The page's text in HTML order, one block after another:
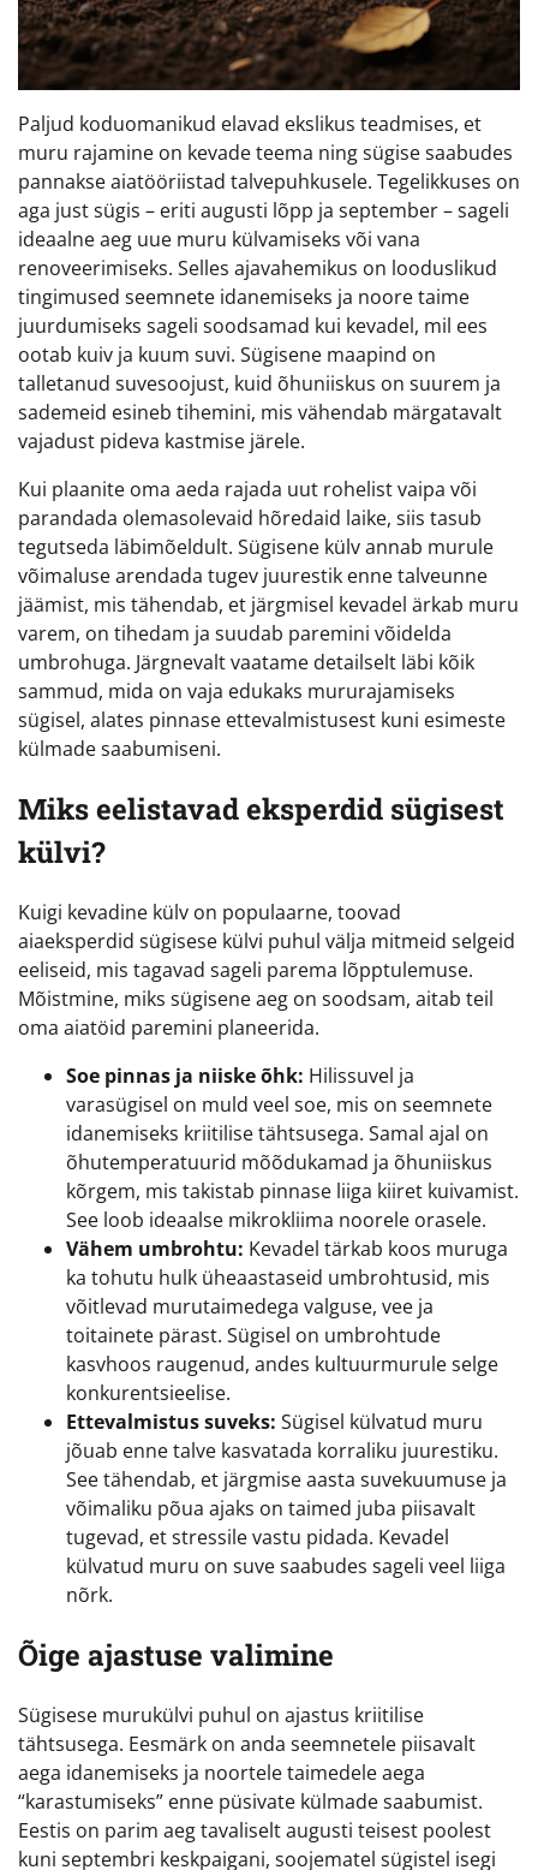
Paljud koduomanikud elavad ekslikus teadmises, et
muru rajamine on kevade teema ning sügise saabudes
pannakse aiatööriistad talvepuhkusele. Tegelikkuses on
aga just sügis – eriti augusti lõpp ja september – sageli
ideaalne aeg uue muru külvamiseks või vana
renoveerimiseks. Selles ajavahemikus on looduslikud
tingimused seemnete idanemiseks ja noore taime
juurdumiseks sageli soodsamad kui kevadel, mil ees
ootab kuiv ja kuum suvi. Sügisene maapind on
talletanud suvesoojust, kuid õhuniiskus on suurem ja
sademeid esineb tihemini, mis vähendab märgatavalt
vajadust pideva kastmise järele.
Kui plaanite oma aeda rajada uut rohelist vaipa või
parandada olemasolevaid hõredaid laike, siis tasub
tegutseda läbimõeldult. Sügisene külv annab murule
võimaluse arendada tugev juurestik enne talveunne
jäämist, mis tähendab, et järgmisel kevadel ärkab muru
varem, on tihedam ja suudab paremini võidelda
umbrohuga. Järgnevalt vaatame detailselt läbi kõik
sammud, mida on vaja edukaks mururajamiseks
sügisel, alates pinnase ettevalmistusest kuni esimeste
külmade saabumiseni.
Miks eelistavad eksperdid sügisest
külvi?
Kuigi kevadine külv on populaarne, toovad
aiaeksperdid sügisese külvi puhul välja mitmeid selgeid
eeliseid, mis tagavad sageli parema lõpptulemuse.
Mõistmine, miks sügisene aeg on soodsam, aitab teil
oma aiatöid paremini planeerida.
Soe pinnas ja niiske õhk: Hilissuvel ja
varasügisel on muld veel soe, mis on seemnete
idanemiseks kriitilise tähtsusega. Samal ajal on
õhutemperatuurid mõõdukamad ja õhuniiskus
kõrgem, mis takistab pinnase liiga kiiret kuivamist.
See loob ideaalse mikrokliima noorele orasele.
Vähem umbrohtu: Kevadel tärkab koos muruga
ka tohutu hulk üheaastaseid umbrohtusid, mis
võitlevad murutaimedega valguse, vee ja
toitainete pärast. Sügisel on umbrohtude
kasvhoos raugenud, andes kultuurmurule selge
konkurentsieelise.
Ettevalmistus suveks: Sügisel külvatud muru
jõuab enne talve kasvatada korraliku juurestiku.
See tähendab, et järgmise aasta suvekuumuse ja
võimaliku põua ajaks on taimed juba piisavalt
tugevad, et stressile vastu pidada. Kevadel
külvatud muru on suve saabudes sageli veel liiga
nõrk.
Õige ajastuse valimine
Sügisese murukülvi puhul on ajastus kriitilise
tähtsusega. Eesmärk on anda seemnetele piisavalt
aega idanemiseks ja noortele taimedele aega
“karastumiseks” enne püsivate külmade saabumist.
Eestis on parim aeg tavaliselt augusti teisest poolest
kuni septembri keskpaigani, soojematel sügistel isegi